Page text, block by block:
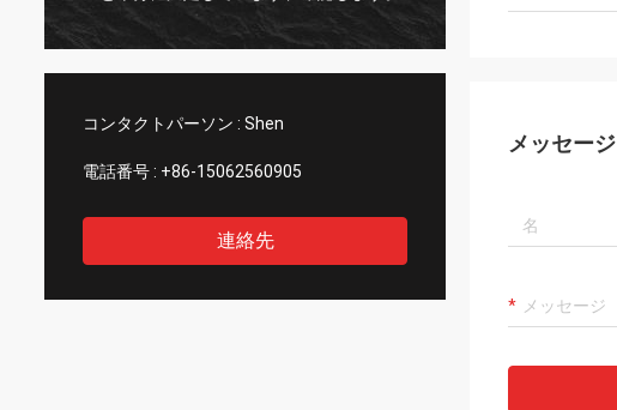
コンタクトパーソン : Shen
電話番号 : +86-15062560905
連絡先
メッセージ